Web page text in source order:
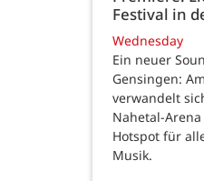
Festival in
Wednesday
Ein neuer
Gensingen:
verwandelt
Nahetal-
Hotspot für
Musik.